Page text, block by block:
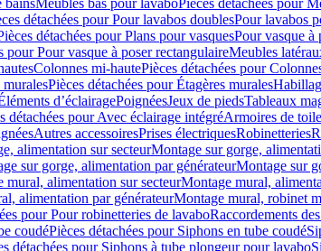
bainsMeubles bas pour lavaboPièces détachées pour
détachées pour Pour lavabos doublesPour lavabos
détachées pour Plans pour vasquesPour vasque à
pour Pour vasque à poser rectangulaireMeubles
Colonnes mi-hautePièces détachées pour
muralesPièces détachées pour Étagères murales
d’éclairagePoignéesJeux de piedsTableaux
détachées pour Avec éclairage intégréArmoires de
Autres accessoiresPrises électriquesRobinetteries
alimentation sur secteurMontage sur gorge,
sur gorge, alimentation par générateurMontage sur
mural, alimentation sur secteurMontage mural,
alimentation par générateurMontage mural, robinet
pour Pour robinetteries de lavaboRaccordements
coudéPièces détachées pour Siphons en tube coudé
détachées pour Siphons à tube plongeur pour lavabo